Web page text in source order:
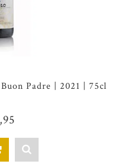
Padre | 2021 | 75cl